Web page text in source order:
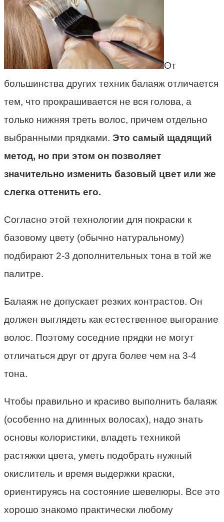
От
большинства других техник балаяж отличается
тем, что прокрашивается не вся голова, а
только нижняя треть волос, причем отдельно
выбранными прядками. Это самый щадящий
метод, но при этом он позволяет
значительно изменить базовый цвет или же
слегка оттенить его.
Согласно этой технологии для покраски к
базовому цвету (обычно натуральному)
подбирают 2-3 дополнительных тона в той же
палитре.
Балаяж не допускает резких контрастов. Он
должен выглядеть как естественное выгорание
волос. Поэтому соседние прядки не могут
отличаться друг от друга более чем на 3-4
тона.
Чтобы правильно и красиво выполнить балаяж
(особенно на длинных волосах), надо знать
основы колористики, владеть техникой
растяжки цвета, уметь подобрать нужный
окислитель и время выдержки краски,
ориентируясь на состояние шевелюры. Все это
хорошо знакомо практически любому